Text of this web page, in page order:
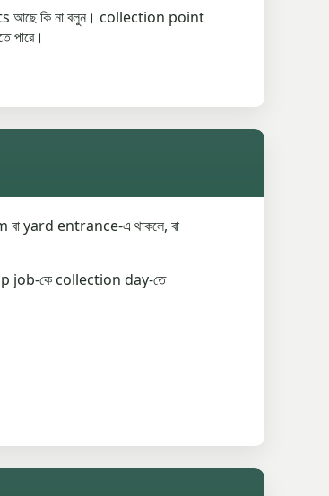
আছে কি না বলুন। collection point
yard entrance-এ থাকলে, বা
job-কে collection day-তে